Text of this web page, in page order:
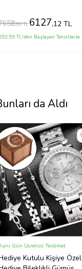
,90 TL 6127,12 TL
TL'den Başlayan Taksitlerle
da Aldı
Kutulu Kişiye Özel
Gün Ücretsiz Teslimat